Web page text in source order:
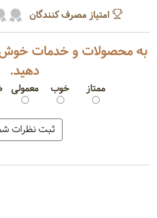
امتیاز مصرف کنندگان
به محصولات و خدمات خوش
دهید.
معمولی خوب ممتاز